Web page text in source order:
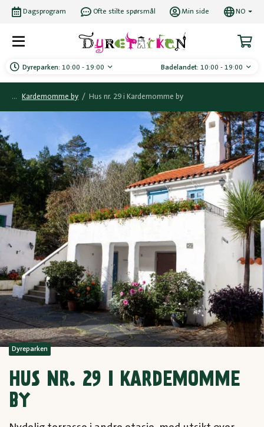
Dyreparken: 10:00 - 19:00 Badelandet: 10:00 - 19:00
Dagsprogram Ofte stilte spørsmål Min side NO
Kardemomme by / Hus nr. 29 i Kardemomme by
Dyreparken
HUS NR. 29 I KARDEMOMME
BY